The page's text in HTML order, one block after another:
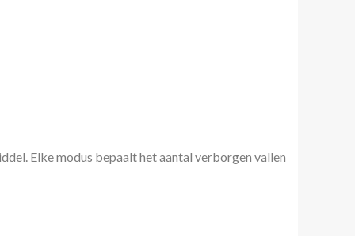
Elke modus bepaalt het aantal verborgen vallen